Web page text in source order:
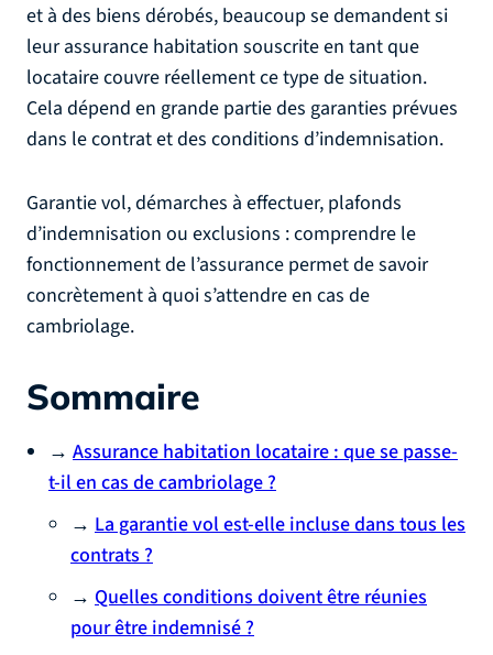
et à des biens dérobés, beaucoup se demandent si
leur assurance habitation souscrite en tant que
locataire couvre réellement ce type de situation.
Cela dépend en grande partie des garanties prévues
dans le contrat et des conditions d’indemnisation.
Garantie vol, démarches à effectuer, plafonds
d’indemnisation ou exclusions : comprendre le
fonctionnement de l’assurance permet de savoir
concrètement à quoi s’attendre en cas de
cambriolage.
Sommaire
→ Assurance habitation locataire : que se passe-
t-il en cas de cambriolage ?
→ La garantie vol est-elle incluse dans tous les
contrats ?
→ Quelles conditions doivent être réunies
pour être indemnisé ?